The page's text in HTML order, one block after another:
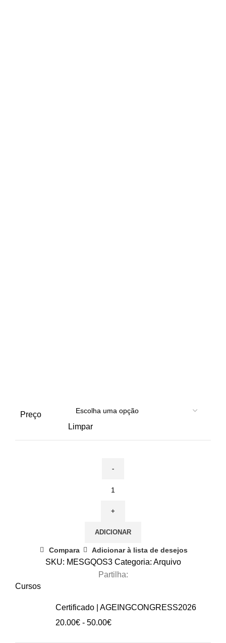
Preço
Limpar
Executivo
Sistemas
ADICIONAR
Compara Adicionar à lista de desejos
SKU: MESGQOS3 Categoria: Arquivo
Partilha:
Cursos
Certificado | AGEINGCONGRESS2026
20.00€ - 50.00€Intervalo